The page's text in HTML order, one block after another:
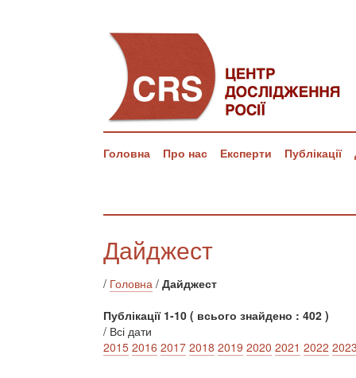
Головна Про нас Експерти Публікації
Дайджест
/ Головна / Дайджест
Публікації 1-10 ( всього знайдено : 402 )
/ Всі дати
2015 2016 2017 2018 2019 2020 2021 2022